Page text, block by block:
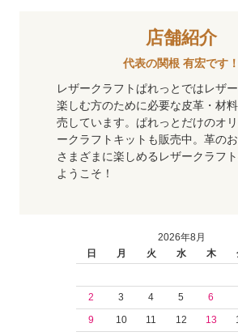
店舗紹介
代表の関根 有宏です！
レザークラフトぱれっとではレザ
楽しむ方のために必要な皮革・材
売しています。ぱれっとだけのオ
ークラフトキットも販売中。革の
さまざまに楽しめるレザークラフト
ようこそ！
2026年8月
日
月 火 水 木
2
3 4 5 6
9
10 11 12 13